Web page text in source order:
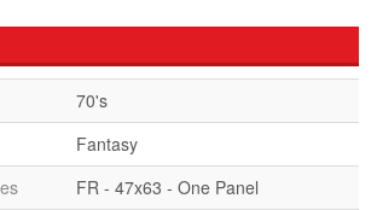
70's
Fantasy
FR - 47x63 - One Panel